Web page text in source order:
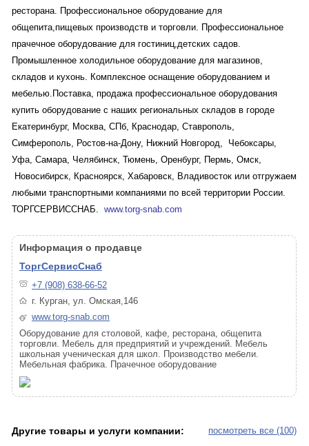
ресторана. Профессиональное оборудование для
общепита,пищевых производств и торговли. Профессиональное
прачечное оборудование для гостиниц,детских садов.
Промышленное холодильное оборудование для магазинов,
складов и кухонь. Комплексное оснащение оборудованием и
мебелью.Поставка, продажа профессиональное оборудования
купить оборудование с наших региональных складов в городе
Екатеринбург, Москва, СПб, Краснодар, Ставрополь,
Симферополь, Ростов-на-Дону, Нижний Новгород, Чебоксары,
Уфа, Самара, Челябинск, Тюмень, Оренбург, Пермь, Омск,
Новосибирск, Красноярск, Хабаровск, Владивосток или отгружаем
любыми транспортными компаниями по всей территории России.
ТОРГСЕРВИССНАБ. www.torg-snab.com
Информация о продавце
ТоргСервисСнаб
+7 (908) 638-66-52
г. Курган, ул. Омская,146
www.torg-snab.com
Оборудование для столовой, кафе, ресторана, общепита
торговли. Мебель для предприятий и учреждений. Мебель
школьная ученическая для школ. Производство мебели.
Мебельная фабрика. Прачечное оборудование
посмотреть все (100)
Другие товары и услуги компании: